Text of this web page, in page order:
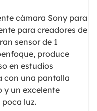
cámara Sony para
para creadores de
sensor de 1
produce
en estudios
con una pantalla
y un excelente
luz.